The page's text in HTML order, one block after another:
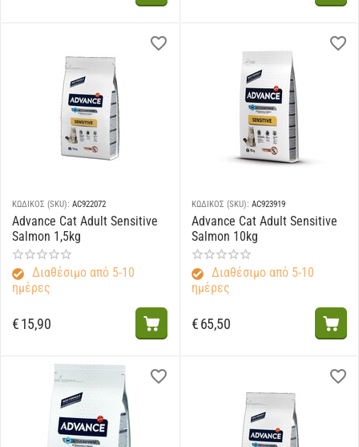
ΚΩΔΙΚΟΣ (SKU): AC922072
Advance Cat Adult Sensitive
Salmon 1,5kg
Διαθέσιμο από 5-10
ημέρες
€15,90
ΚΩΔΙΚΟΣ (SKU): AC923919
Advance Cat Adult Sensitive
Salmon 10kg
Διαθέσιμο από 5-10
ημέρες
€65,50